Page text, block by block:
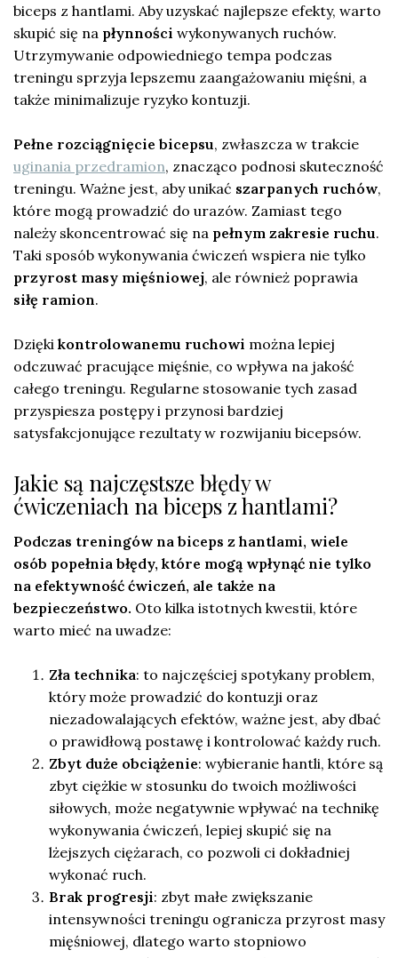
biceps z hantlami. Aby uzyskać najlepsze efekty, warto
skupić się na płynności wykonywanych ruchów.
Utrzymywanie odpowiedniego tempa podczas
treningu sprzyja lepszemu zaangażowaniu mięśni, a
także minimalizuje ryzyko kontuzji.
Pełne rozciągnięcie bicepsu, zwłaszcza w trakcie
uginania przedramion, znacząco podnosi skuteczność
treningu. Ważne jest, aby unikać szarpanych ruchów,
które mogą prowadzić do urazów. Zamiast tego
należy skoncentrować się na pełnym zakresie ruchu.
Taki sposób wykonywania ćwiczeń wspiera nie tylko
przyrost masy mięśniowej, ale również poprawia
siłę ramion.
Dzięki kontrolowanemu ruchowi można lepiej
odczuwać pracujące mięśnie, co wpływa na jakość
całego treningu. Regularne stosowanie tych zasad
przyspiesza postępy i przynosi bardziej
satysfakcjonujące rezultaty w rozwijaniu bicepsów.
Jakie są najczęstsze błędy w
ćwiczeniach na biceps z hantlami?
Podczas treningów na biceps z hantlami, wiele
osób popełnia błędy, które mogą wpłynąć nie tylko
na efektywność ćwiczeń, ale także na
bezpieczeństwo. Oto kilka istotnych kwestii, które
warto mieć na uwadze:
Zła technika: to najczęściej spotykany problem,
który może prowadzić do kontuzji oraz
niezadowalających efektów, ważne jest, aby dbać
o prawidłową postawę i kontrolować każdy ruch.
Zbyt duże obciążenie: wybieranie hantli, które są
zbyt ciężkie w stosunku do twoich możliwości
siłowych, może negatywnie wpływać na technikę
wykonywania ćwiczeń, lepiej skupić się na
lżejszych ciężarach, co pozwoli ci dokładniej
wykonać ruch.
Brak progresji: zbyt małe zwiększanie
intensywności treningu ogranicza przyrost masy
mięśniowej, dlatego warto stopniowo